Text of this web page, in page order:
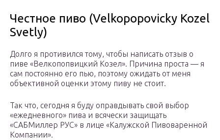
Честное пиво (Velkopopovicky Kozel
Svetly)
Долго я противился тому, чтобы написать отзыв о
пиве «Велкопопвицкий Козел». Причина проста — я
сам постоянно его пью, поэтому ожидать от меня
объективной оценки этому пиву не стоит.
Так что, сегодня я буду оправдывать свой выбор
«ежедневного» пива и всячески защищать
«САБМиллер РУС» в лице «Калужской Пивоваренной
Компании».